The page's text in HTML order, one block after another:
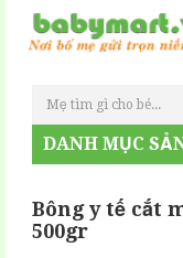
DANH MỤC
Bông y tế cắt
500gr